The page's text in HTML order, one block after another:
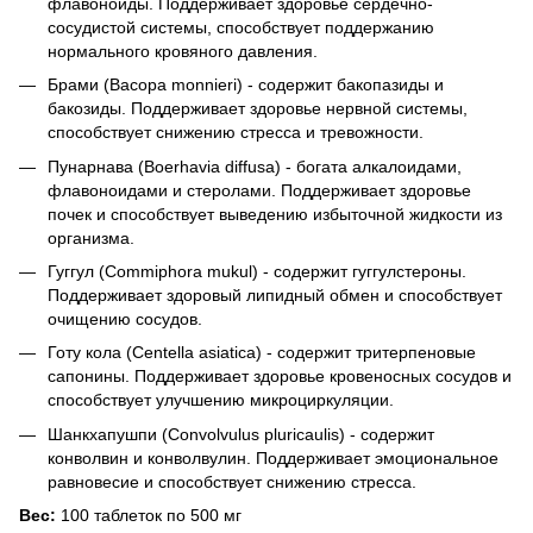
сосудистой системы, способствует поддержанию
нормального кровяного давления.
Брами (Bacopa monnieri) - содержит бакопазиды и
бакозиды. Поддерживает здоровье нервной системы,
способствует снижению стресса и тревожности.
Пунарнава (Boerhavia diffusa) - богата алкалоидами,
флавоноидами и стеролами. Поддерживает здоровье
почек и способствует выведению избыточной жидкости из
организма.
Гуггул (Commiphora mukul) - содержит гуггулстероны.
Поддерживает здоровый липидный обмен и способствует
очищению сосудов.
Готу кола (Centella asiatica) - содержит тритерпеновые
сапонины. Поддерживает здоровье кровеносных сосудов и
способствует улучшению микроциркуляции.
Шанкхапушпи (Convolvulus pluricaulis) - содержит
конволвин и конволвулин. Поддерживает эмоциональное
равновесие и способствует снижению стресса.
Вес: 100 таблеток по 500 мг